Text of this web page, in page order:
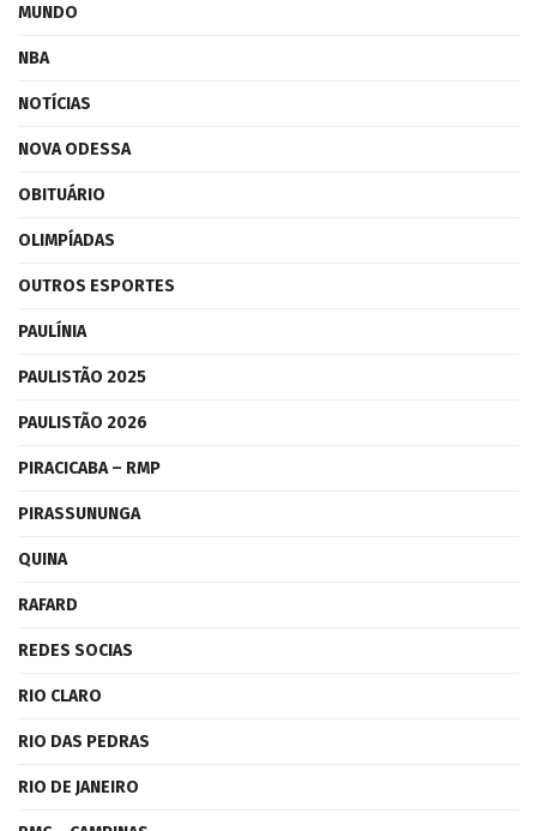
MUNDO
NBA
NOTÍCIAS
NOVA ODESSA
OBITUÁRIO
OLIMPÍADAS
OUTROS ESPORTES
PAULÍNIA
PAULISTÃO 2025
PAULISTÃO 2026
PIRACICABA – RMP
PIRASSUNUNGA
QUINA
RAFARD
REDES SOCIAS
RIO CLARO
RIO DAS PEDRAS
RIO DE JANEIRO